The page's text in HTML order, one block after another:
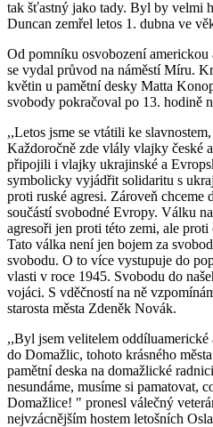
tak šťastný jako tady. Byl by velmi
Duncan zemřel letos 1. dubna ve
Od pomníku osvobození
se vydal průvod na náměstí Míru.
květin u pamětní desky Matta
svobody pokračoval po 13. hodině
,,Letos jsme se vtátili ke
Každoročně zde vlály vlajky české
připojili i vlajky ukrajinské a
symbolicky vyjádřit solidaritu s
proti ruské agresi. Zároveň chceme
součástí svobodné Evropy. Válku
agresoři jen proti této zemi, ale
Tato válka není jen bojem za
svobodu. O to více vystupuje do
vlasti v roce 1945. Svobodu do
vojáci. S vděčností na ně
starosta města Zdeněk Novák.
,,Byl jsem velitelem oddíluamerické
do Domažlic, tohoto krásného
pamětní deska na domažlické
nesundáme, musíme si pamatovat,
Domažlice! " pronesl válečný
nejvzácnějším hostem letošních